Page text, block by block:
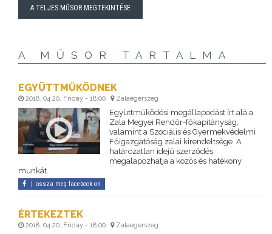
A TELJES MŰSOR MEGTEKINTÉSE
A MŰSOR TARTALMA
EGYÜTTMŰKÖDNEK
2018. 04 20. Friday - 18:00 Zalaegerszeg
Együttműködési megállapodást írt alá a
Zala Megyei Rendőr-főkapitányság,
valamint a Szociális és Gyermekvédelmi
Főigazgatóság zalai kirendeltsége. A
határozatlan idejű szerződés
megalapozhatja a közös és hatékony
munkát.
ossza meg facebook-on
ÉRTEKEZTEK
2018. 04 20. Friday - 18:00 Zalaegerszeg